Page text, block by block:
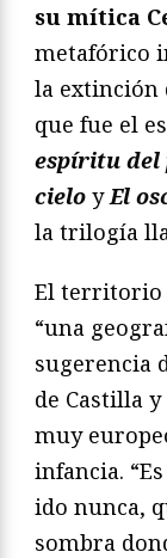
su mítica
metafórico
la
que fue el
espíritu del
cielo yEl
la trilogía
El territorio
“una
sugerencia
de Castilla
muy
infancia.
ido nunca,
sombra